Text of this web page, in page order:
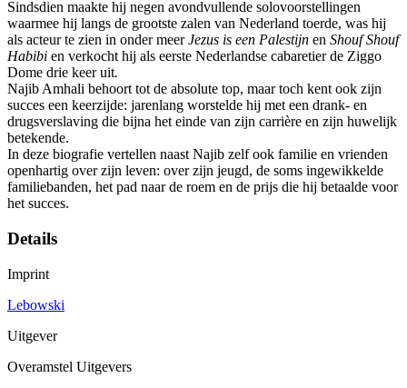
Sindsdien maakte hij negen avondvullende solovoorstellingen
waarmee hij langs de grootste zalen van Nederland toerde, was hij
als acteur te zien in onder meerJezus is een Palestijn en Shouf Shouf
Habibi en verkocht hij als eerste Nederlandse cabaretier de Ziggo
Dome drie keer uit.
Najib Amhali behoort tot de absolute top, maar toch kent ook zijn
succes een keerzijde: jarenlang worstelde hij met een drank- en
drugsverslaving die bijna het einde van zijn carrière en zijn huwelijk
betekende.
In deze biografie vertellen naast Najib zelf ook familie en vrienden
openhartig over zijn leven: over zijn jeugd, de soms ingewikkelde
familiebanden, het pad naar de roem en de prijs die hij betaalde voor
het succes.
Details
Imprint
Lebowski
Uitgever
Overamstel Uitgevers